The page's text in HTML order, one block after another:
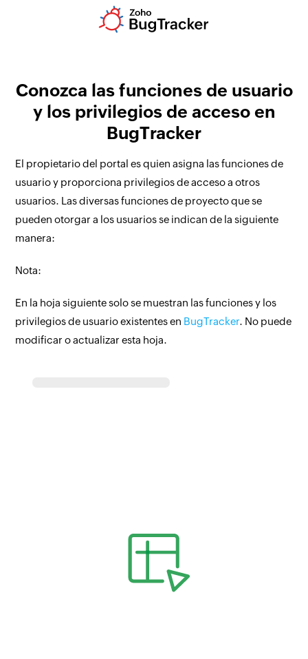
Conozca las funciones de usuario
y los privilegios de acceso en
BugTracker
El propietario del portal es quien asigna las funciones de
usuario y proporciona privilegios de acceso a otros
usuarios. Las diversas funciones de proyecto que se
pueden otorgar a los usuarios se indican de la siguiente
manera:
Nota:
En la hoja siguiente solo se muestran las funciones y los
privilegios de usuario existentes en BugTracker. No puede
modificar o actualizar esta hoja.